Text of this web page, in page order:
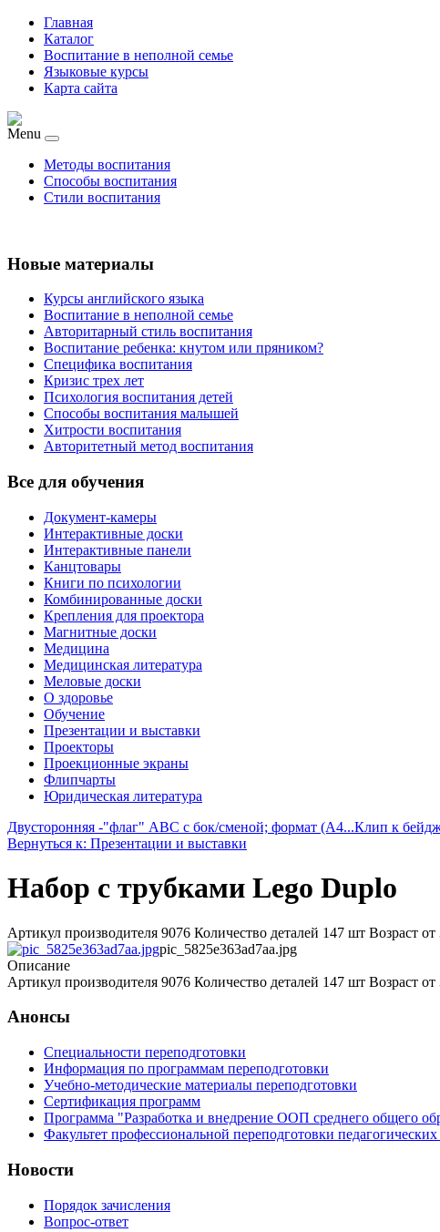
Главная
Каталог
Воспитание в неполной семье
Языковые курсы
Карта сайта
Menu
Методы воспитания
Способы воспитания
Стили воспитания
Новые материалы
Курсы английского языка
Воспитание в неполной семье
Авторитарный стиль воспитания
Воспитание ребенка: кнутом или пряником?
Специфика воспитания
Кризис трех лет
Психология воспитания детей
Способы воспитания малышей
Хитрости воспитания
Авторитетный метод воспитания
Все для обучения
Документ-камеры
Интерактивные доски
Интерактивные панели
Канцтовары
Книги по психологии
Комбинированные доски
Крепления для проектора
Магнитные доски
Медицина
Медицинская литература
Меловые доски
О здоровье
Обучение
Презентации и выставки
Проекторы
Проекционные экраны
Флипчарты
Юридическая литература
Двусторонняя -"флаг" ABC с бок/сменой; формат (A4...Клип к
Вернуться к: Презентации и выставки
Набор с трубками Lego Duplo
Артикул производителя 9076 Количество деталей 147 шт Возраст
pic_5825e363ad7aa.jpg
Описание
Артикул производителя 9076 Количество деталей 147 шт Возраст
Анонсы
Специальности переподготовки
Информация по программам переподготовки
Учебно-методические материалы переподготовки
Сертификация программ
Программа "Разработка и внедрение ООП среднего общего
Факультет профессиональной переподготовки
Новости
Порядок зачисления
Вопрос-ответ